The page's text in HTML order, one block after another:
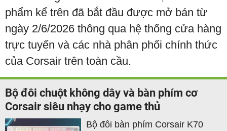
phẩm kể trên đã bắt đầu được mở bán từ
ngày 2/6/2026 thông qua hệ thống cửa hàng
trực tuyến và các nhà phân phối chính thức
của Corsair trên toàn cầu.
Bộ đôi chuột không dây và bàn phím cơ
Corsair siêu nhạy cho game thủ
Bộ đôi bàn phím Corsair K70